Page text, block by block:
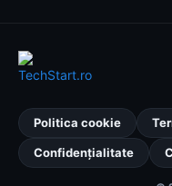
Politica cookie
Confidențialitate